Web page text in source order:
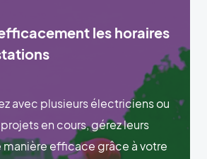
les horaires
avec plusieurs électriciens ou
en cours, gérez leurs
efficace grâce à votre